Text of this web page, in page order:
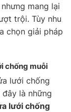
mang lại
trội. Tùy nhu
chọn giải pháp
chống muỗi
lưới chống
đây là những
lưới chống